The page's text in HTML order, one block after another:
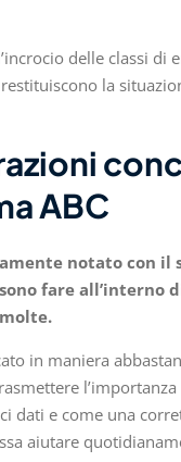
delle classi di
la
ABC
notato con il
fare all’interno
in maniera
dati e come una
aiutare